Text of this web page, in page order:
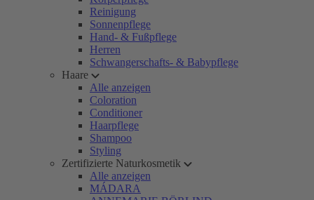
Reinigung
Sonnenpflege
Hand- & Fußpflege
Herren
Schwangerschafts- & Babypflege
Haare
Alle anzeigen
Coloration
Conditioner
Haarpflege
Shampoo
Styling
Zertifizierte Naturkosmetik
Alle anzeigen
MÁDARA